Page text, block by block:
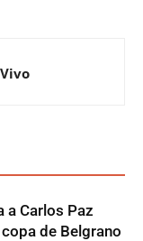
a Carlos Paz
de Belgrano